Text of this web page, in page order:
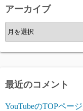
ー
アーカイブ
ア
ー
カ
ブ
最近のコメント
YouTubeのTOPペー